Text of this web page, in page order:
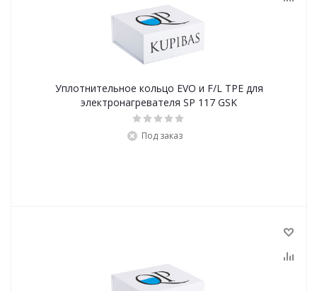
Уплотнительное кольцо EVO и F/L TPE для
электронагревателя SP 117 GSK
Под заказ